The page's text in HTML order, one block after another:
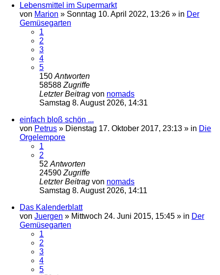
Lebensmittel im Supermarkt
von Marion » Sonntag 10. April 2022, 13:26 » in Der
Gemüsegarten
1
2
3
4
5
150 Antworten
58588 Zugriffe
Letzter Beitrag von nomads
Samstag 8. August 2026, 14:31
einfach bloß schön ...
von Petrus » Dienstag 17. Oktober 2017, 23:13 » in Die
Orgelempore
1
2
52 Antworten
24590 Zugriffe
Letzter Beitrag von nomads
Samstag 8. August 2026, 14:11
Das Kalenderblatt
von Juergen » Mittwoch 24. Juni 2015, 15:45 » in Der
Gemüsegarten
1
2
3
4
5